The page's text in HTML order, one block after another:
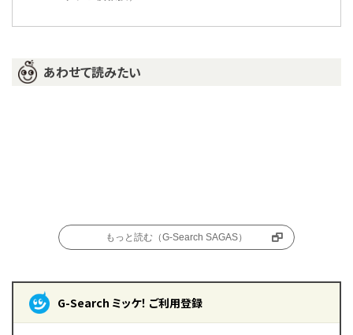
あわせて読みたい
もっと読む（G-Search SAGAS）
G-Search ミッケ！ ご利用登録